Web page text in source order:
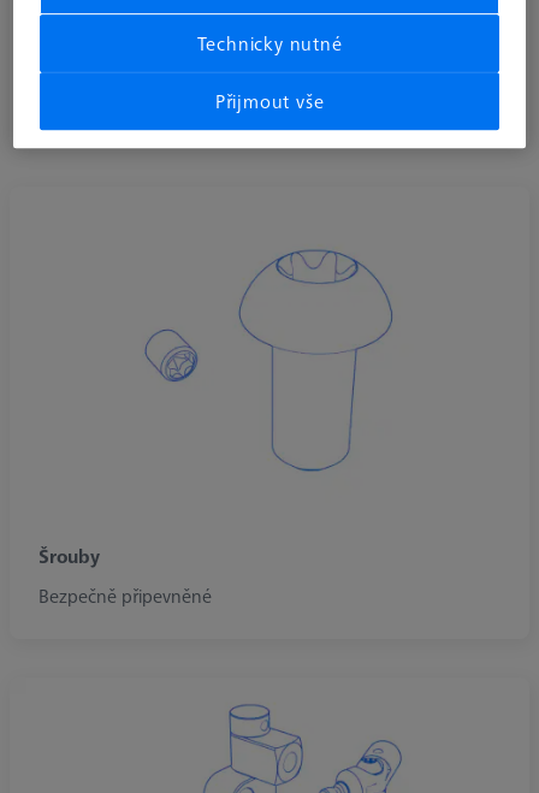
Kloubové a otočné prvky
Šrouby
Bezpečně připevněné
Technicky nutné
Přijmout vše